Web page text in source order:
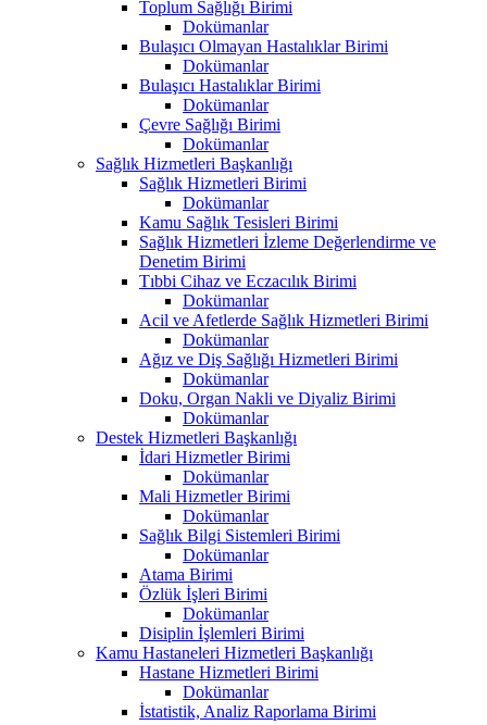
Toplum Sağlığı Birimi
Dokümanlar
Bulaşıcı Olmayan Hastalıklar Birimi
Dokümanlar
Bulaşıcı Hastalıklar Birimi
Dokümanlar
Çevre Sağlığı Birimi
Dokümanlar
Sağlık Hizmetleri Başkanlığı
Sağlık Hizmetleri Birimi
Dokümanlar
Kamu Sağlık Tesisleri Birimi
Sağlık Hizmetleri İzleme Değerlendirme ve
Denetim Birimi
Tıbbi Cihaz ve Eczacılık Birimi
Dokümanlar
Acil ve Afetlerde Sağlık Hizmetleri Birimi
Dokümanlar
Ağız ve Diş Sağlığı Hizmetleri Birimi
Dokümanlar
Doku, Organ Nakli ve Diyaliz Birimi
Dokümanlar
Destek Hizmetleri Başkanlığı
İdari Hizmetler Birimi
Dokümanlar
Mali Hizmetler Birimi
Dokümanlar
Sağlık Bilgi Sistemleri Birimi
Dokümanlar
Atama Birimi
Özlük İşleri Birimi
Dokümanlar
Disiplin İşlemleri Birimi
Kamu Hastaneleri Hizmetleri Başkanlığı
Hastane Hizmetleri Birimi
Dokümanlar
İstatistik, Analiz Raporlama Birimi